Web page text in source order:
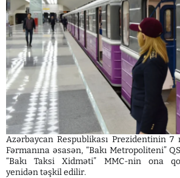
Azərbaycan Respublikası Prezidentinin
Fərmanına əsasən, “Bakı Metropoliteni”
“Bakı Taksi Xidməti” MMC-nin ona
yenidən təşkil edilir.